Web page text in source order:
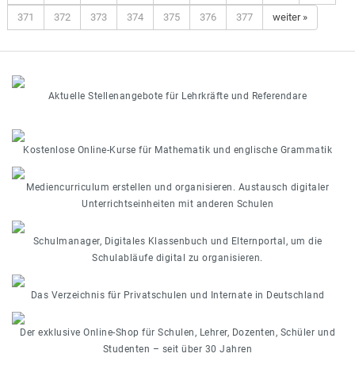
371 372 373 374 375 376 377 weiter »
Aktuelle Stellenangebote für Lehrkräfte und Referendare
Kostenlose Online-Kurse für Mathematik und englische Grammatik
Mediencurriculum erstellen und organisieren. Austausch digitaler
Unterrichtseinheiten mit anderen Schulen
Schulmanager, Digitales Klassenbuch und Elternportal, um die
Schulabläufe digital zu organisieren.
Das Verzeichnis für Privatschulen und Internate in Deutschland
Der exklusive Online-Shop für Schulen, Lehrer, Dozenten, Schüler und
Studenten – seit über 30 Jahren